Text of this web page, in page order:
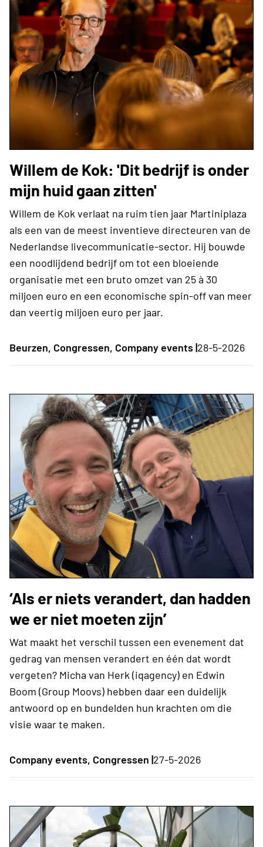
Willem de Kok: 'Dit bedrijf is onder
mijn huid gaan zitten'
Willem de Kok verlaat na ruim tien jaar Martiniplaza
als een van de meest inventieve directeuren van de
Nederlandse livecommunicatie-sector. Hij bouwde
een noodlijdend bedrijf om tot een bloeiende
organisatie met een bruto omzet van 25 à 30
miljoen euro en een economische spin-off van meer
dan veertig miljoen euro per jaar.
Beurzen, Congressen, Company events |28-5-2026
‘Als er niets verandert, dan hadden
we er niet moeten zijn’
Wat maakt het verschil tussen een evenement dat
gedrag van mensen verandert en één dat wordt
vergeten? Micha van Herk (iqagency) en Edwin
Boom (Group Moovs) hebben daar een duidelijk
antwoord op en bundelden hun krachten om die
visie waar te maken.
Company events, Congressen |27-5-2026